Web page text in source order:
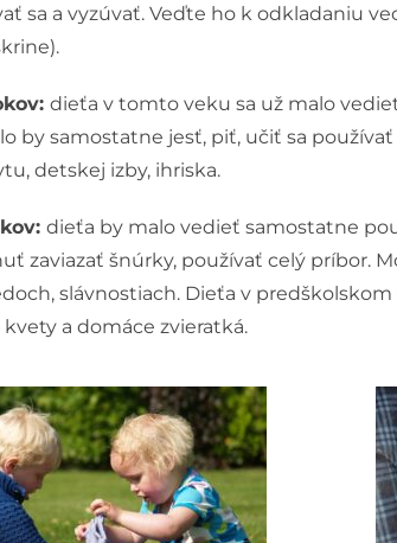
sa a vyzúvať. Veďte ho k odkladaniu
dieťa v tomto veku sa už malo
by samostatne jesť, piť, učiť sa
detskej izby, ihriska.
dieťa by malo vedieť samostatne
zaviazať šnúrky, používať celý príbor.
slávnostiach. Dieťa v
a domáce zvieratká.